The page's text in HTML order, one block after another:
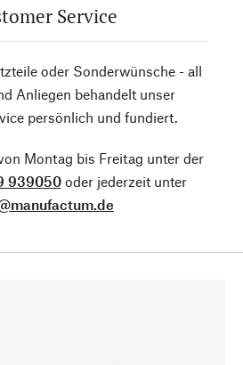
Service
oder Sonderwünsche - all
Anliegen behandelt unser
persönlich und fundiert.
Montag bis Freitag unter der
939050oder jederzeit unter